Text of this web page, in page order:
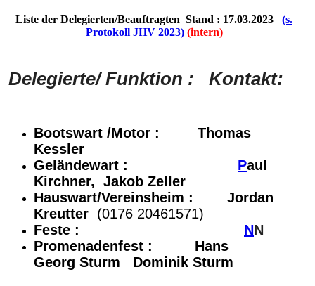
Liste der Delegierten/Beauftragten Stand : 17.03.2023 (s.
Protokoll JHV 2023) (intern)
Delegierte/ Funktion : Kontakt:
Bootswart /Motor :
Thomas
Kessler
Geländewart : Paul
Kirchner, Jakob Zeller
Hauswart/Vereinsheim : Jordan
Kreutter (0176 20461571)
Feste : NN
Promenadenfest :
Hans
Georg Sturm Dominik Sturm